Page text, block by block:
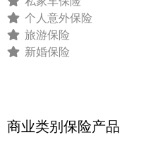
个人意外保险
旅游保险
新婚保险
商业类别保险产品